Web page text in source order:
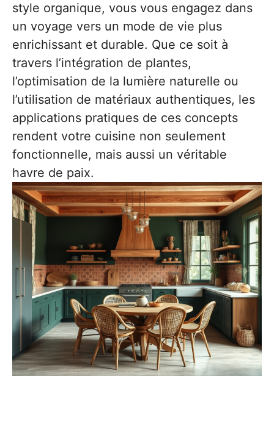
style organique, vous vous engagez dans
un voyage vers un mode de vie plus
enrichissant et durable. Que ce soit à
travers l’intégration de plantes,
l’optimisation de la lumière naturelle ou
l’utilisation de matériaux authentiques, les
applications pratiques de ces concepts
rendent votre cuisine non seulement
fonctionnelle, mais aussi un véritable
havre de paix.